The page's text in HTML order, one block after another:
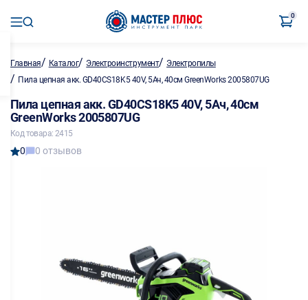
0
Главная/ Каталог/ Электроинструмент/ Электропилы
/ Пила цепная акк. GD40CS18K5 40V, 5Ач, 40см GreenWorks 2005807UG
Пила цепная акк. GD40CS18K5 40V, 5Ач, 40см
GreenWorks 2005807UG
Код товара: 2415
0 0 отзывов